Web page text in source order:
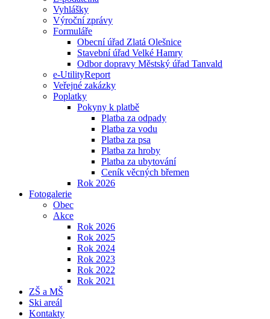
Vyhlášky
Výroční zprávy
Formuláře
Obecní úřad Zlatá Olešnice
Stavební úřad Velké Hamry
Odbor dopravy Městský úřad Tanvald
e-UtilityReport
Veřejné zakázky
Poplatky
Pokyny k platbě
Platba za odpady
Platba za vodu
Platba za psa
Platba za hroby
Platba za ubytování
Ceník věcných břemen
Rok 2026
Fotogalerie
Obec
Akce
Rok 2026
Rok 2025
Rok 2024
Rok 2023
Rok 2022
Rok 2021
ZŠ a MŠ
Ski areál
Kontakty